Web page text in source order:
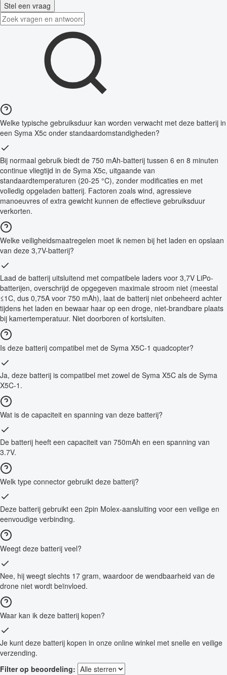
Stel een vraag
Welke typische gebruiksduur kan worden verwacht met deze batterij in
een Syma X5c onder standaardomstandigheden?
Bij normaal gebruik biedt de 750 mAh-batterij tussen 6 en 8 minuten
continue vliegtijd in de Syma X5c, uitgaande van
standaardtemperaturen (20-25 °C), zonder modificaties en met
volledig opgeladen batterij. Factoren zoals wind, agressieve
manoeuvres of extra gewicht kunnen de effectieve gebruiksduur
verkorten.
Welke veiligheidsmaatregelen moet ik nemen bij het laden en opslaan
van deze 3,7V-batterij?
Laad de batterij uitsluitend met compatibele laders voor 3,7V LiPo-
batterijen, overschrijd de opgegeven maximale stroom niet (meestal
≤1C, dus 0,75A voor 750 mAh), laat de batterij niet onbeheerd achter
tijdens het laden en bewaar haar op een droge, niet-brandbare plaats
bij kamertemperatuur. Niet doorboren of kortsluiten.
Is deze batterij compatibel met de Syma X5C-1 quadcopter?
Ja, deze batterij is compatibel met zowel de Syma X5C als de Syma
X5C-1.
Wat is de capaciteit en spanning van deze batterij?
De batterij heeft een capaciteit van 750mAh en een spanning van
3.7V.
Welk type connector gebruikt deze batterij?
Deze batterij gebruikt een 2pin Molex-aansluiting voor een veilige en
eenvoudige verbinding.
Weegt deze batterij veel?
Nee, hij weegt slechts 17 gram, waardoor de wendbaarheid van de
drone niet wordt beïnvloed.
Waar kan ik deze batterij kopen?
Je kunt deze batterij kopen in onze online winkel met snelle en veilige
verzending.
Filter op beoordeling: